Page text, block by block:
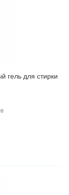
гель для стирки